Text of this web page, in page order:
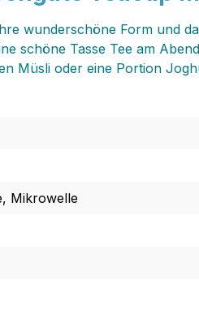
wunderschöne Form und
schöne Tasse Tee am
Müsli oder eine Portion
Mikrowelle